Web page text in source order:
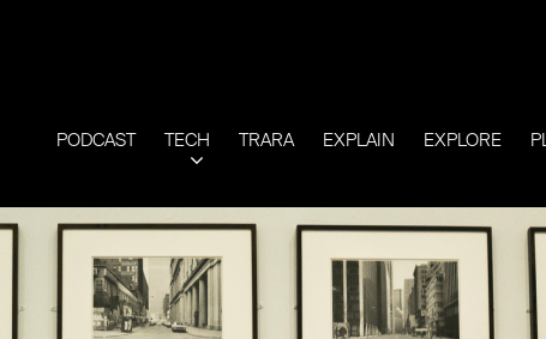
PODCAST TECH TRARA EXPLAIN EXPLORE